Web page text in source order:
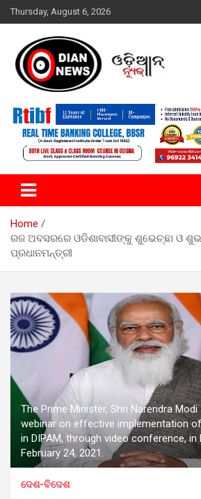
Skip
to
Thursday, August 6, 2026
ଓଡିଆନ୍ ନ୍ୟୁଜ
Home
ରଜ ଅବସରରେ ଓଡିଶାବାସୀଙ୍କୁ ଶୁଭେଚ୍ଛା ଓ
ପ୍ରଧାନମନ୍ତ୍ରୀ
The Prime Minister, Shri Narendra
webinar on effective implementation
in DIPAM, through video conference, in
February 24, 2021.
ଦେଶ-ବିଦେଶ